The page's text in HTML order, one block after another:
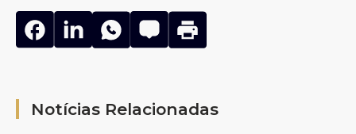
Notícias Relacionadas